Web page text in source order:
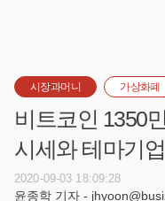
시장과머니 가상화폐
비트코인 1350
시세와 테마기
2020-09-03 18:09:28
윤종학 기자 -